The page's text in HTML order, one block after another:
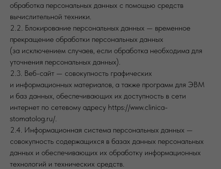
обработка персональных данных с помощью средств
вычислительной техники.
2.2. Блокирование персональных данных — временное
прекращение обработки персональных данных
(за исключением случаев, если обработка необходима для
уточнения персональных данных).
2.3. Веб-сайт — совокупность графических
и информационных материалов, а также программ для ЭВМ
и баз данных, обеспечивающих их доступность в сети
интернет по сетевому адресу https://www.clinica-
stomatolog.ru/.
2.4. Информационная система персональных данных —
совокупность содержащихся в базах данных персональных
данных и обеспечивающих их обработку информационных
технологий и технических средств.